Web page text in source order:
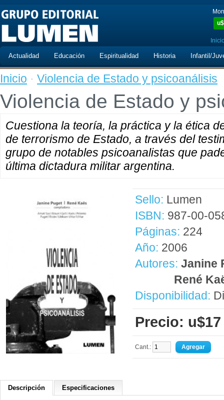
u$
Actualidad Educación Espiritualidad Historia Infantil/
Inicio · Violencia de Estado y psicoanálisis
Violencia de Estado y
Cuestiona la teoría, la práctica y la ética
de terrorismo de Estado, a través del
grupo de notables psicoanalistas que
última dictadura militar argentina.
Sello: Lumen
ISBN: 987-00-
Páginas: 224
Año: 2006
Autores: Janine
René
Disponibilidad:
Precio: u$17
Cant.:
Descripción Especificaciones